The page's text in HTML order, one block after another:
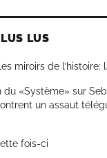
LUS
miroirs de l’histoire:
du «Système» sur
un assaut
fois-ci